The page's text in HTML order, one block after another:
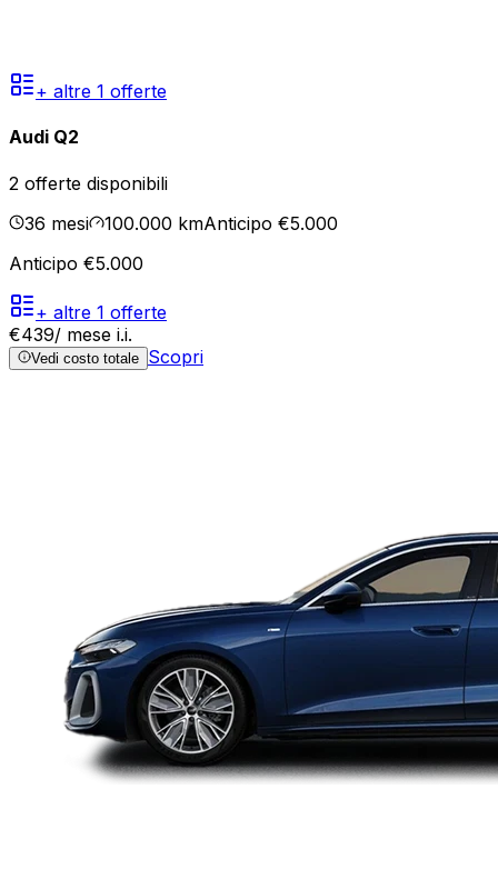
+ altre 1 offerte
Audi Q2
2 offerte disponibili
36 mesi 100.000 kmAnticipo €5.000
Anticipo €5.000
+ altre 1 offerte
€439/ mese i.i.
Vedi costo totale Scopri